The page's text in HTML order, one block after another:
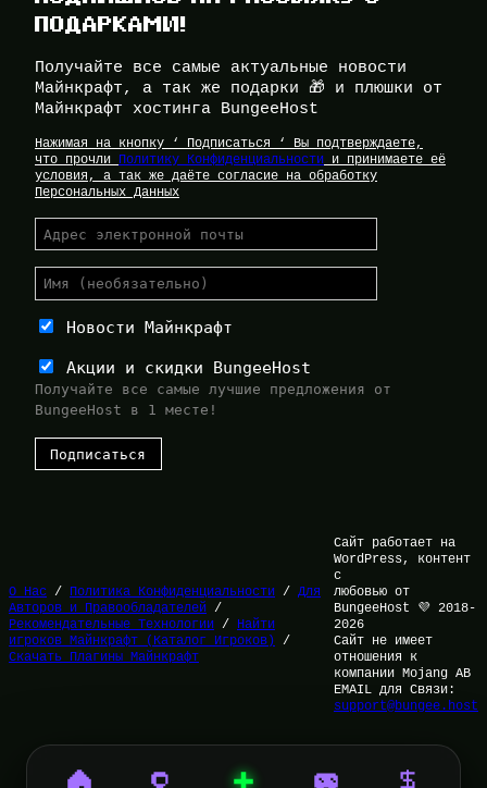
ПОДАРКАМИ!
Получайте все самые актуальные новости
Майнкрафт, а так же подарки 🎁 и плюшки от
Майнкрафт хостинга BungeeHost
Нажимая на кнопку ‘ Подписаться ‘ Вы подтверждаете,
что прочли Политику Конфиденциальности и принимаете её
условия, а так же даёте согласие на обработку
Персональных Данных
Новости Майнкрафт
Акции и скидки BungeeHost
Получайте все самые лучшие предложения от
BungeeHost в 1 месте!
О Нас / Политика Конфиденциальности / Для
Авторов и Правообладателей /
Рекомендательные Технологии / Найти
игроков Майнкрафт (Каталог Игроков) /
Скачать Плагины Майнкрафт
Сайт работает на
WordPress, контент
с
любовью от
BungeeHost 💜 2018-
2026
Сайт не имеет
отношения к
компании Mojang AB
EMAIL для Связи:
support@bungee.host